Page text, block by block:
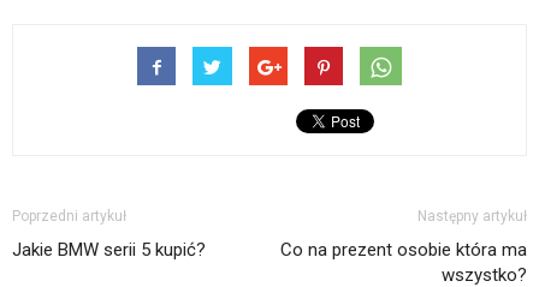
Poprzedni artykuł
Jakie BMW serii 5 kupić?
Następny artykuł
Co na prezent osobie która ma
wszystko?